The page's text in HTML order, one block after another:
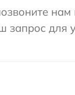
запрос для